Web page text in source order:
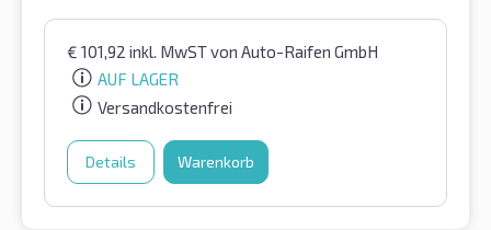
€ 101,92 inkl. MwSTvon Auto-Raifen GmbH
AUF LAGER
Versandkostenfrei
Details Warenkorb